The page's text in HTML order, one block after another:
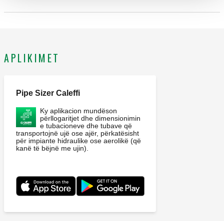
APLIKIMET
Pipe Sizer Caleffi
Ky aplikacion mundëson
përllogaritjet dhe dimensionimin
e tubacioneve dhe tubave që
transportojnë ujë ose ajër, përkatësisht
për impiante hidraulike ose aerolikë (që
kanë të bëjnë me ujin).